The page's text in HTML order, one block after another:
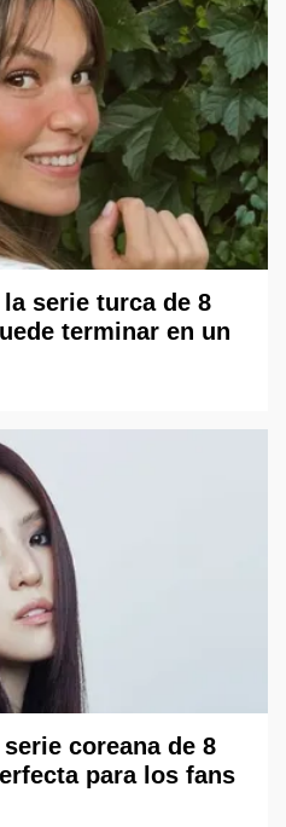
serie turca de 8
terminar en un
coreana de 8
para los fans